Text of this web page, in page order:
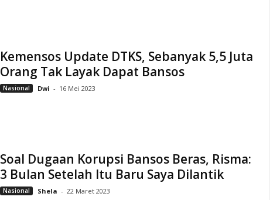
Kemensos Update DTKS, Sebanyak 5,5 Juta
Orang Tak Layak Dapat Bansos
Nasional Dwi - 16 Mei 2023
Soal Dugaan Korupsi Bansos Beras, Risma:
3 Bulan Setelah Itu Baru Saya Dilantik
Nasional Shela - 22 Maret 2023